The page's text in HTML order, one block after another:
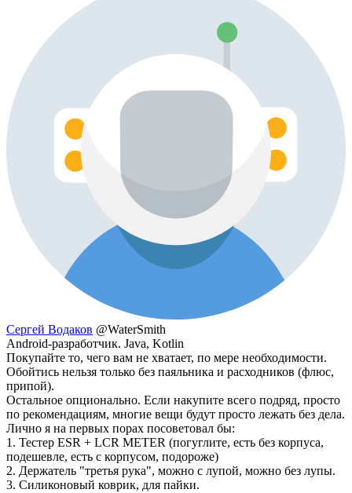
Сергей Водаков @WaterSmith
Android-разработчик. Java, Kotlin
Покупайте то, чего вам не хватает, по мере необходимости.
Обойтись нельзя только без паяльника и расходников (флюс,
припой).
Остальное опционально. Если накупите всего подряд, просто
по рекомендациям, многие вещи будут просто лежать без дела.
Лично я на первых порах посоветовал бы:
1. Тестер ESR + LCR METER (погуглите, есть без корпуса,
подешевле, есть с корпусом, подороже)
2. Держатель "третья рука", можно с лупой, можно без лупы.
3. Силиконовый коврик, для пайки.